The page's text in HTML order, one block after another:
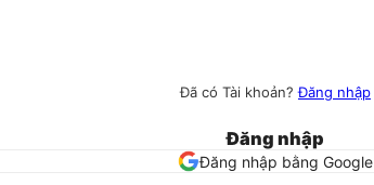
Đã có Tài khoản?Đăng nhập
Đăng nhập
Đăng nhập bằng Google